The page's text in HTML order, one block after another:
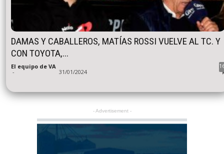
DAMAS Y CABALLEROS, MATÍAS ROSSI VUELVE AL TC. Y
CON TOYOTA,...
El equipo de VA
- 31/01/2024
- Advertisement -